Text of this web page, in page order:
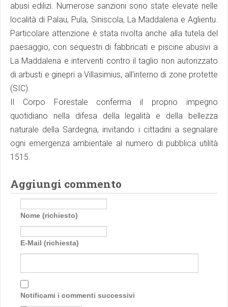
abusi edilizi. Numerose sanzioni sono state elevate nelle
località di Palau, Pula, Siniscola, La Maddalena e Aglientu.
Particolare attenzione è stata rivolta anche alla tutela del
paesaggio, con sequestri di fabbricati e piscine abusivi a
La Maddalena e interventi contro il taglio non autorizzato
di arbusti e ginepri a Villasimius, all'interno di zone protette
(SIC).
Il Corpo Forestale conferma il proprio impegno
quotidiano nella difesa della legalità e della bellezza
naturale della Sardegna, invitando i cittadini a segnalare
ogni emergenza ambientale al numero di pubblica utilità
1515.
Aggiungi commento
Nome (richiesto)
E-Mail (richiesta)
Notificami i commenti successivi